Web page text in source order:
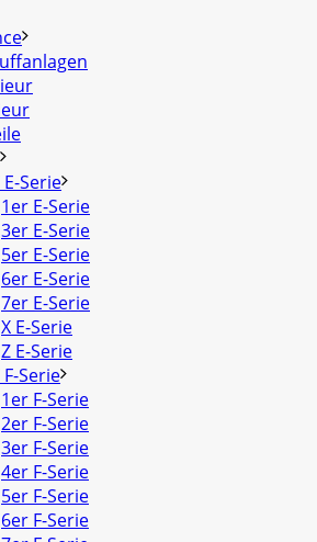
Serie
1er E-Serie
3er E-Serie
5er E-Serie
6er E-Serie
7er E-Serie
X E-Serie
Z E-Serie
Serie
1er F-Serie
2er F-Serie
3er F-Serie
4er F-Serie
5er F-Serie
6er F-Serie